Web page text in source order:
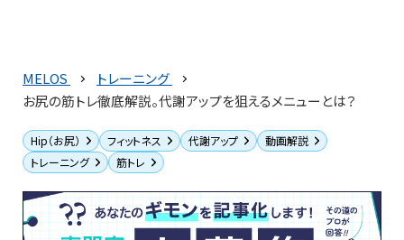
MELOS
トレーニング
お尻の筋トレ徹底解説。代謝アップを狙えるメニューとは？
Hip（お尻） フィットネス 代謝アップ
動画解説
トレーニング
筋トレ